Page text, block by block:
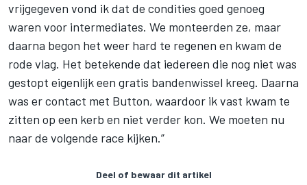
vrijgegeven vond ik dat de condities goed genoeg
waren voor intermediates. We monteerden ze, maar
daarna begon het weer hard te regenen en kwam de
rode vlag. Het betekende dat iedereen die nog niet was
gestopt eigenlijk een gratis bandenwissel kreeg. Daarna
was er contact met Button, waardoor ik vast kwam te
zitten op een kerb en niet verder kon. We moeten nu
naar de volgende race kijken.”
Deel of bewaar dit artikel